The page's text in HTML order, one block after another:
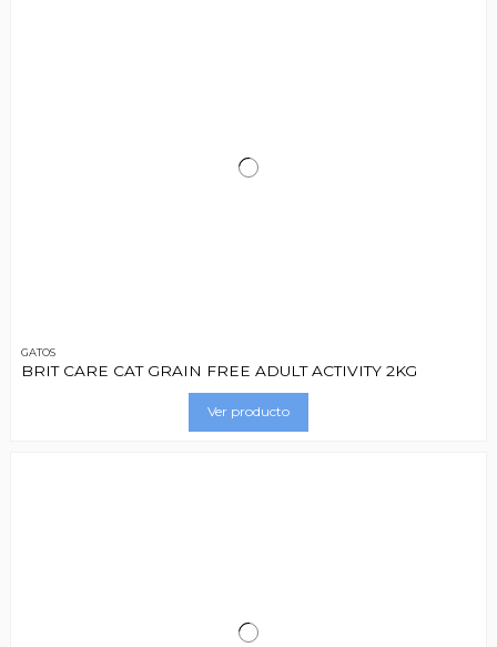
GATOS
BRIT CARE CAT GRAIN FREE ADULT ACTIVITY 2KG
Ver producto